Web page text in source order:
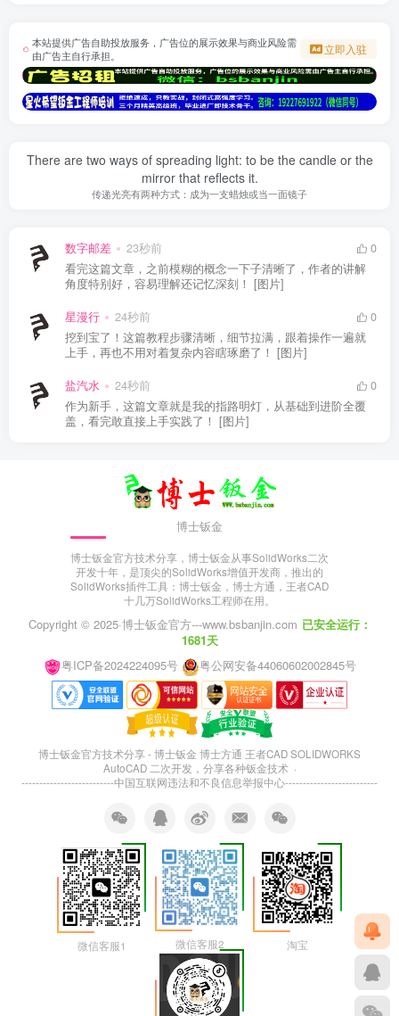
本站提供广告自助投放服务，广告位的展示效果与商业风险需
由广告主自行承担。
立即入驻
There are two ways of spreading light: to be the candle or the
mirror that reflects it.
传递光亮有两种方式：成为一支蜡烛或当一面镜子
数字邮差 23秒前
0
看完这篇文章，之前模糊的概念一下子清晰了，作者的讲解
角度特别好，容易理解还记忆深刻！ [图片]
星漫行 24秒前
0
挖到宝了！这篇教程步骤清晰，细节拉满，跟着操作一遍就
上手，再也不用对着复杂内容瞎琢磨了！ [图片]
盐汽水 24秒前
0
作为新手，这篇文章就是我的指路明灯，从基础到进阶全覆
盖，看完敢直接上手实践了！ [图片]
博士钣金
博士钣金官方技术分享，博士钣金从事SolidWorks二次
开发十年，是顶尖的SolidWorks增值开发商，推出的
SolidWorks插件工具：博士钣金，博士方通，王者CAD
十几万SolidWorks工程师在用。
Copyright © 2025·博士钣金官方---www.bsbanjin.com 已安全运行：
1681天
粤ICP备2024224095号
粤公网安备44060602002845号
博士钣金官方技术分享 - 博士钣金 博士方通 王者CAD SOLIDWORKS
AutoCAD 二次开发，分享各种钣金技术 ·
--------------------------中国互联网违法和不良信息举报中心--------------------------
微信客服1 微信客服2 淘宝